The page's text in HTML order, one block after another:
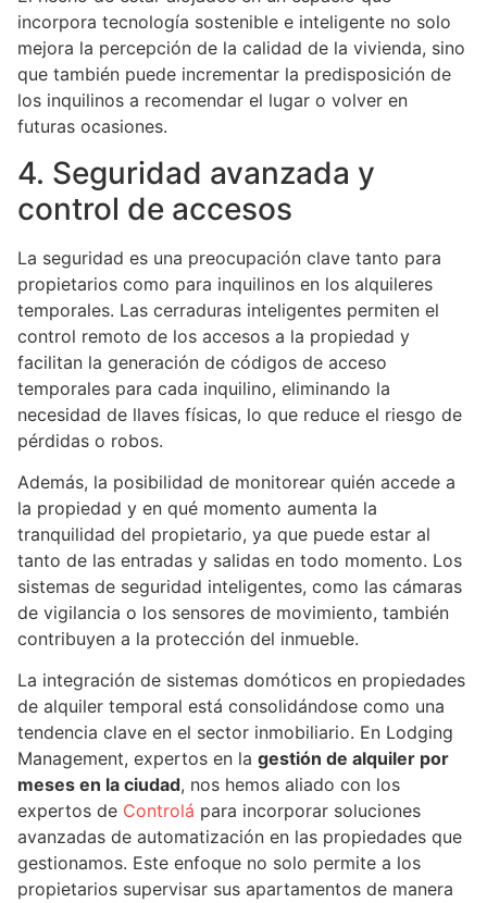
incorpora tecnología sostenible e inteligente no solo
mejora la percepción de la calidad de la vivienda, sino
que también puede incrementar la predisposición de
los inquilinos a recomendar el lugar o volver en
futuras ocasiones.
4. Seguridad avanzada y
control de accesos
La seguridad es una preocupación clave tanto para
propietarios como para inquilinos en los alquileres
temporales. Las cerraduras inteligentes permiten el
control remoto de los accesos a la propiedad y
facilitan la generación de códigos de acceso
temporales para cada inquilino, eliminando la
necesidad de llaves físicas, lo que reduce el riesgo de
pérdidas o robos.
Además, la posibilidad de monitorear quién accede a
la propiedad y en qué momento aumenta la
tranquilidad del propietario, ya que puede estar al
tanto de las entradas y salidas en todo momento. Los
sistemas de seguridad inteligentes, como las cámaras
de vigilancia o los sensores de movimiento, también
contribuyen a la protección del inmueble.
La integración de sistemas domóticos en propiedades
de alquiler temporal está consolidándose como una
tendencia clave en el sector inmobiliario. En Lodging
Management, expertos en la gestión de alquiler por
meses en la ciudad, nos hemos aliado con los
expertos de Controlá para incorporar soluciones
avanzadas de automatización en las propiedades que
gestionamos. Este enfoque no solo permite a los
propietarios supervisar sus apartamentos de manera